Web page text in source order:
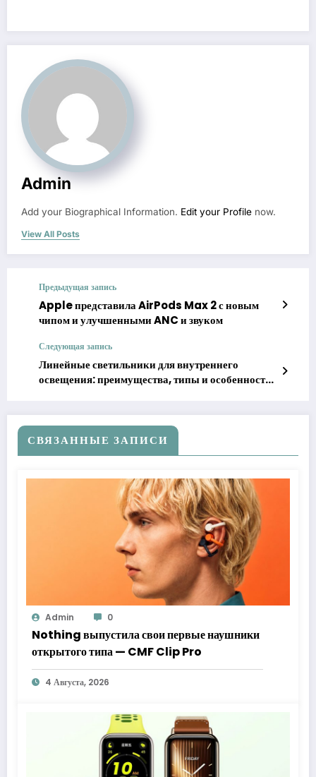
Admin
Add your Biographical Information. Edit your Profile now.
View All Posts
Предыдущая запись
Apple представила AirPods Max 2 с новым
чипом и улучшенными ANC и звуком
Следующая запись
Линейные светильники для внутреннего
освещения: преимущества, типы и особенности
СВЯЗАННЫЕ ЗАПИСИ
Admin 0
Nothing выпустила свои первые наушники
открытого типа — CMF Clip Pro
4 Августа, 2026